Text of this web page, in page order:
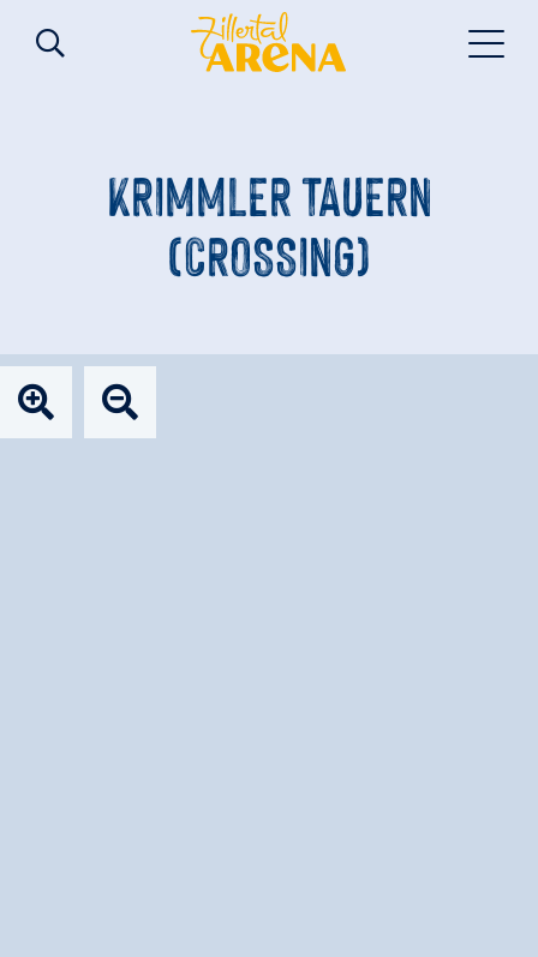
KRIMMLER TAUERN
(CROSSING)